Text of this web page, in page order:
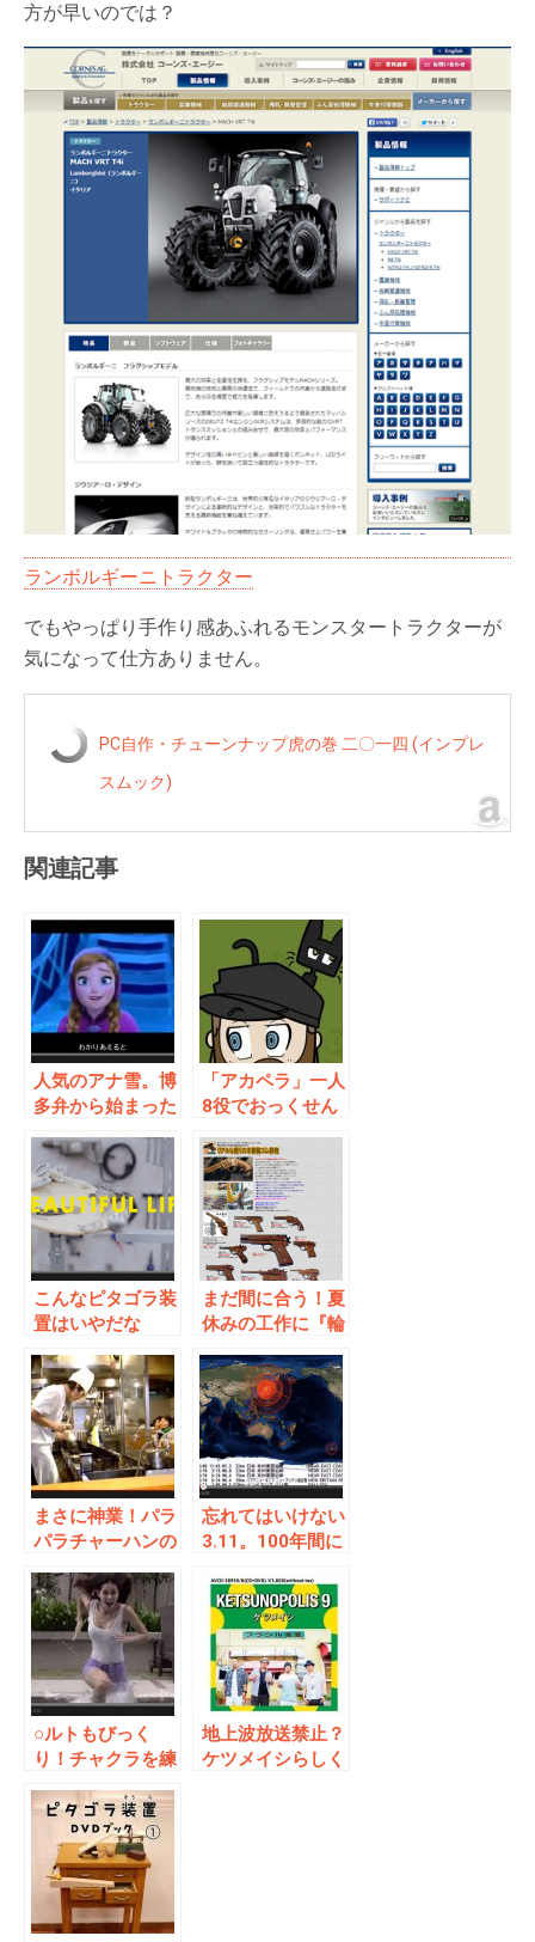
方が早いのでは？
ランボルギーニトラクター
でもやっぱり手作り感あふれるモンスタートラクターが
気になって仕方ありません。
PC自作・チューンナップ虎の巻 二〇一四 (インプレ
スムック)
関連記事
人気のアナ雪。博
多弁から始まった
大中！
「アカペラ」一人
8役でおっくせん
ン」等ボイスパー
カッション動画が
スゴイ
こんなピタゴラ装
置はいやだな
ルのCMが容赦な
い件について
まだ間に合う！夏
休みの工作に『輪
が？バリエーショ
ンも豊富！！
まさに神業！パラ
パラチャーハンの
しい！家庭ででき
る裏技紹介も！
忘れてはいけない
3.11。100年間に
化したらとんでも
ない事に！
○ルトもびっく
り！チャクラを練
を走れるって？！
地上波放送禁止？
ケツメイシらしく